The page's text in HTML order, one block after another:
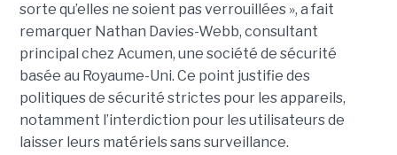
sorte qu’elles ne soient pas verrouillées », a fait
remarquer Nathan Davies-Webb, consultant
principal chez Acumen, une société de sécurité
basée au Royaume-Uni. Ce point justifie des
politiques de sécurité strictes pour les appareils,
notamment l’interdiction pour les utilisateurs de
laisser leurs matériels sans surveillance.